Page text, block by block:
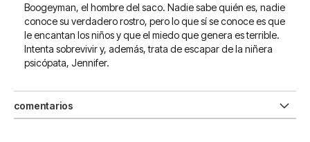
Boogeyman, el hombre del saco. Nadie sabe quién es, nadie
conoce su verdadero rostro, pero lo que sí se conoce es que
le encantan los niños y que el miedo que genera es terrible.
Intenta sobrevivir y, además, trata de escapar de la niñera
psicópata, Jennifer.
comentarios